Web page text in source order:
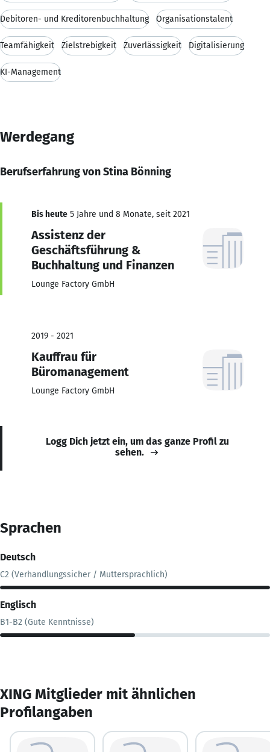
Debitoren- und Kreditorenbuchhaltung Organisationstalent
Teamfähigkeit Zielstrebigkeit Zuverlässigkeit Digitalisierung
KI-Management
Werdegang
Berufserfahrung von Stina Bönning
Bis heute 5 Jahre und 8 Monate, seit 2021
Assistenz der
Geschäftsführung &
Buchhaltung und Finanzen
Lounge Factory GmbH
2019 - 2021
Kauffrau für
Büromanagement
Lounge Factory GmbH
Logg Dich jetzt ein, um das ganze Profil zu
sehen.
Sprachen
Deutsch
C2 (Verhandlungssicher / Muttersprachlich)
Englisch
B1-B2 (Gute Kenntnisse)
XING Mitglieder mit ähnlichen
Profilangaben